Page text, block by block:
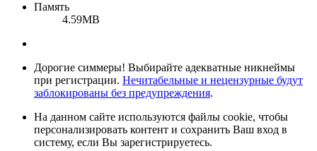
Память
4.59MB
Дорогие симмеры! Выбирайте адекватные никнеймы
при регистрации. Нечитабельные и нецензурные будут
заблокированы без предупреждения.
На данном сайте используются файлы cookie, чтобы
персонализировать контент и сохранить Ваш вход в
систему, если Вы зарегистрируетесь.